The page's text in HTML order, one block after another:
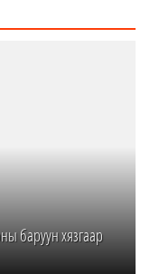
баруун хязгаар